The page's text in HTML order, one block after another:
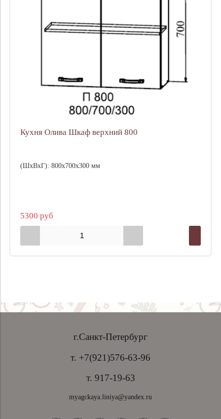
Кухня Олива Шкаф верхний 800
(ШхВхГ): 800х700х300 мм
5300 руб
г.Санкт-Петербург
т. +7(921)576-63-96
т. 917-19-63
myagckaya.liniya@yandex.ru